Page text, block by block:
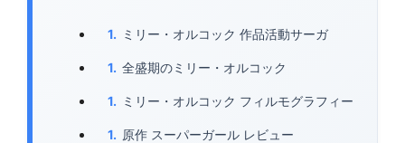
ミリー・オルコック 作品活動サーガ
全盛期のミリー・オルコック
ミリー・オルコック フィルモグラフィー
原作 スーパーガール レビュー